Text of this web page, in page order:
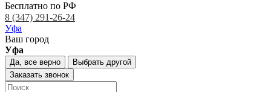
Бесплатно по РФ
8 (347) 291-26-24
Уфа
Ваш город
Уфа
Да, все верно
Выбрать другой
Заказать звонок